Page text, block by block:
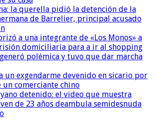
la querella pidió la detención de la
de Barrelier, principal acusado
a una integrante de «Los Monos» a
domiciliaria para a ir al shopping
polémica y tuvo que dar marcha
un exgendarme devenido en sicario por
un comerciante chino
detenido: el video que muestra
de 23 años deambula semidesnuda